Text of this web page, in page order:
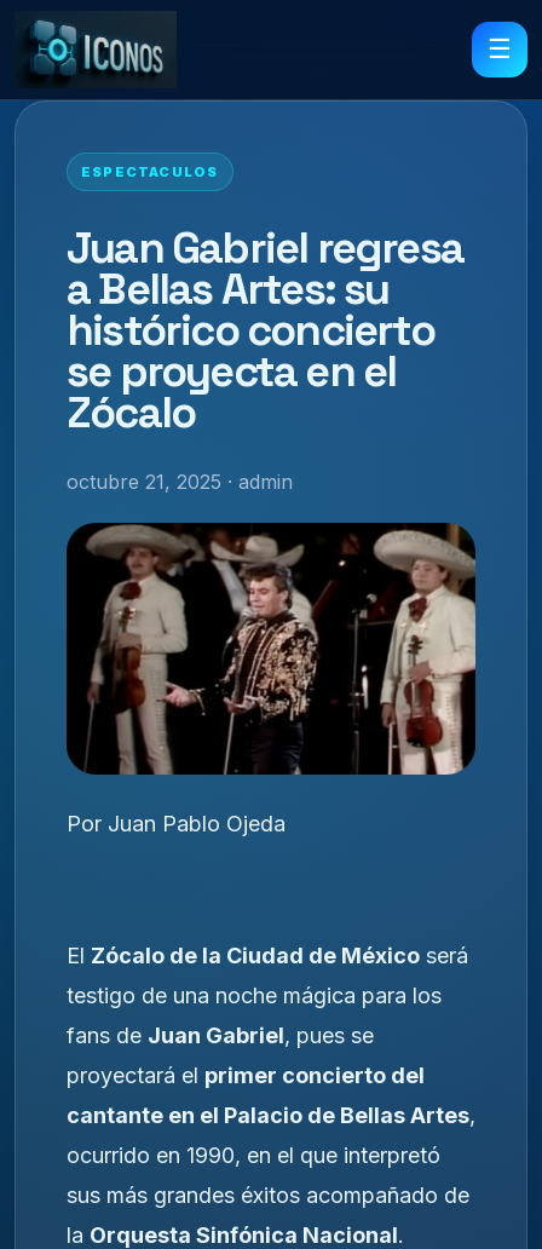
☰
ESPECTACULOS
Juan Gabriel regresa
a Bellas Artes: su
histórico concierto
se proyecta en el
Zócalo
octubre 21, 2025 · admin
Por Juan Pablo Ojeda
El Zócalo de la Ciudad de México será
testigo de una noche mágica para los
fans de Juan Gabriel, pues se
proyectará el primer concierto del
cantante en el Palacio de Bellas Artes,
ocurrido en 1990, en el que interpretó
sus más grandes éxitos acompañado de
la Orquesta Sinfónica Nacional.